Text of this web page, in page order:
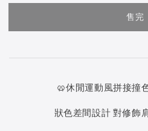
售完
🥨休閒運動風拼接撞
狀色差間設計 對修飾